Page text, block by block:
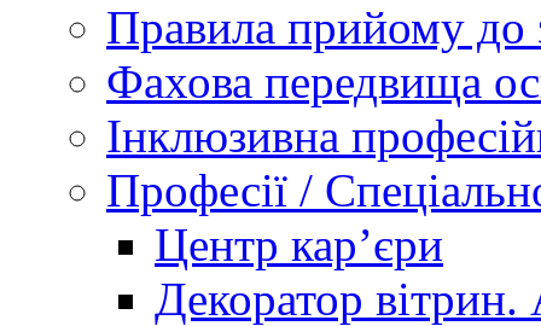
Правила прийому до
Фахова передвища
Інклюзивна
Професії /
Центр кар’єри
Декоратор вітрин.